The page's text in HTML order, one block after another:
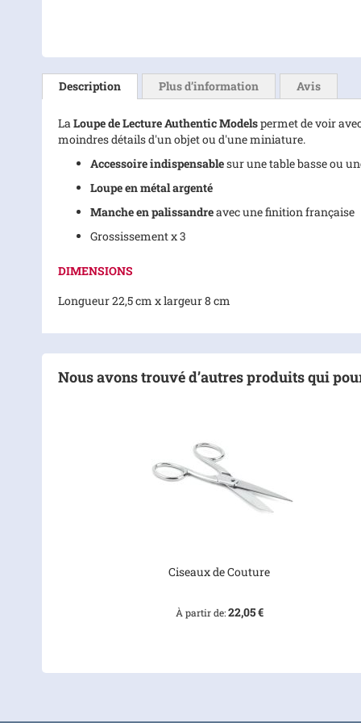
the
beginning
the
images
gallery
Description
LaLoupe de Lecture Authentic Modelspermet de voir
moindres détails d'un objet ou d'une miniature.
Accessoire indispensablesur une table basse ou
Loupe en métal argenté
Manche en palissandreavec une finition française
Grossissement x 3
DIMENSIONS
Longueur 22,5 cm x largeur 8 cm
Plus d’information Avis
Nous avons trouvé d’autres produits qui
Ciseaux de Couture
À partir de 22,05 €